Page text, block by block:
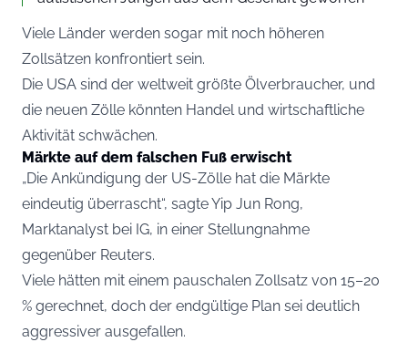
Viele Länder werden sogar mit noch höheren
Zollsätzen konfrontiert sein.
Die USA sind der weltweit größte Ölverbraucher, und
die neuen Zölle könnten Handel und wirtschaftliche
Aktivität schwächen.
Märkte auf dem falschen Fuß erwischt
„Die Ankündigung der US-Zölle hat die Märkte
eindeutig überrascht“, sagte Yip Jun Rong,
Marktanalyst bei IG, in einer Stellungnahme
gegenüber Reuters.
Viele hätten mit einem pauschalen Zollsatz von 15–20
% gerechnet, doch der endgültige Plan sei deutlich
aggressiver ausgefallen.